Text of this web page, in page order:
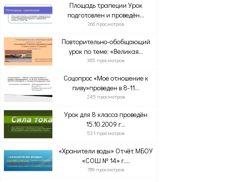
Площадь трапеции Урок
подготовлен и проведён...
366 просмотров
Повторительно-обобщающий
урок по теме: «Великая...
385 просмотров
Соцопрос «Мое отношение к
пиву»проведен в 8-11...
245 просмотров
Урок для 8 класса проведён
15.10.2009 г...
521 просмотров
«Хранители воды» Отчёт МБОУ
«СОШ № 14» г....
789 просмотров